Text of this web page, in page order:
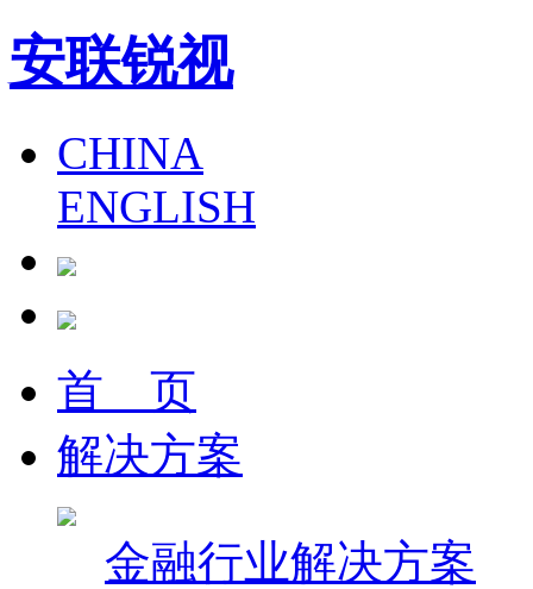
安联锐视
CHINA
ENGLISH
首 页
解决方案
金融行业解决方案